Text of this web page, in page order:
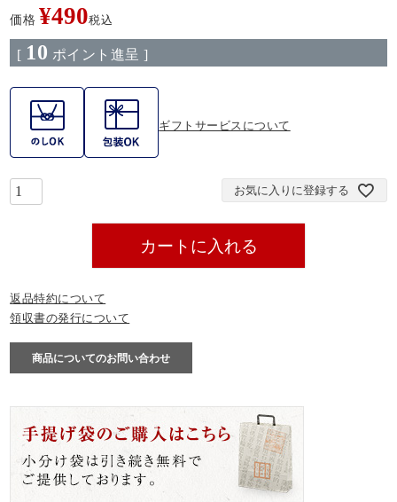
価格 ¥490税込
[ 10 ポイント進呈 ]
ギフトサービスについて
お気に入りに登録する
カートに入れる
返品特約について
領収書の発行について
商品についてのお問い合わせ